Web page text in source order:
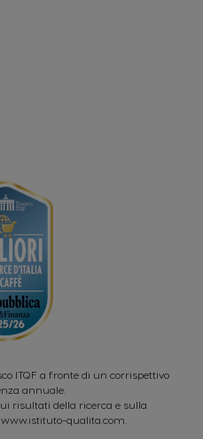
ITQF a fronte di un corrispettivo
annuale.
risultati della ricerca e sulla
www.istituto-qualita.com